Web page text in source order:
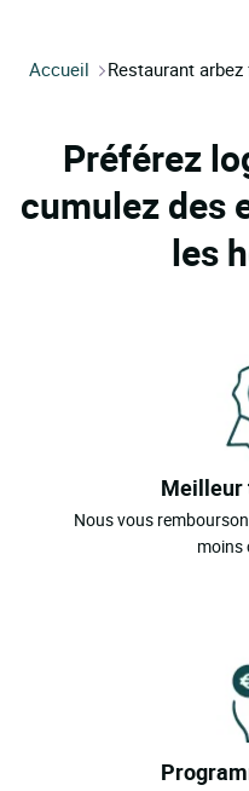
Accueil Restaurant
Préférez
cumulez des
les
Meilleur
Nous vous
moins